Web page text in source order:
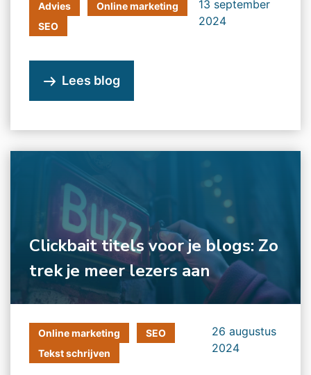
Advies
Online marketing
SEO
13 september
2024
Lees blog
Clickbait titels voor je blogs: Zo
trek je meer lezers aan
Online marketing
SEO
Tekst schrijven
26 augustus
2024